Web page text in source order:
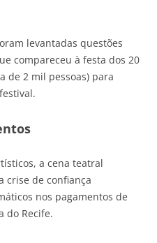
levantadas questões
compareceu à festa dos 20
de 2 mil pessoas) para
a cena teatral
crise de confiança
nos pagamentos de
do Recife.